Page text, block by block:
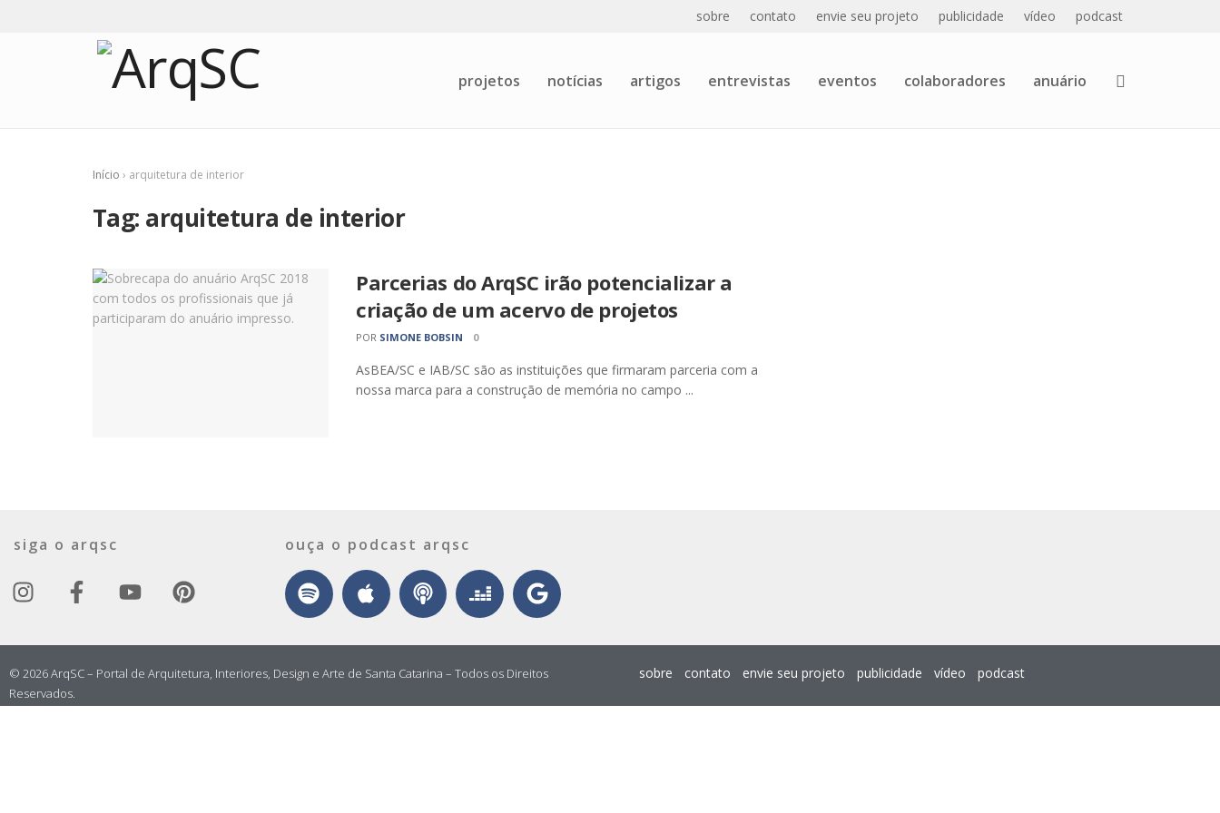
sobre contato envie seu projeto publicidade vídeo podcast
projetos notícias artigos entrevistas eventos colaboradores anuário
Início › arquitetura de interior
Tag: arquitetura de interior
Parcerias do ArqSC irão potencializar a
criação de um acervo de projetos
POR SIMONE BOBSIN 0
AsBEA/SC e IAB/SC são as instituições que firmaram parceria com a
nossa marca para a construção de memória no campo ...
siga o arqsc ouça o podcast arqsc
© 2026 ArqSC – Portal de Arquitetura, Interiores, Design e Arte de Santa Catarina – Todos os Direitos
Reservados.
sobre contato envie seu projeto publicidade vídeo podcast